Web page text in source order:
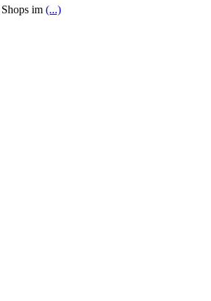
im (...)